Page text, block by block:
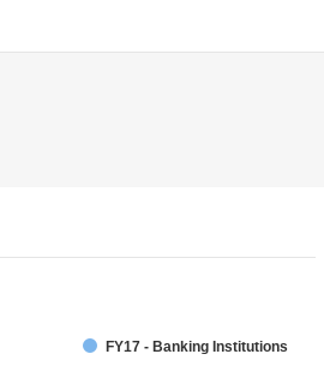
FY17 - Banking Institutions